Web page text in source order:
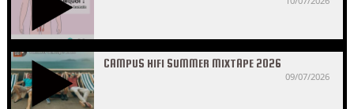
CAMPUS HIFI SUMMER MIXTAPE 2026
09/07/2026